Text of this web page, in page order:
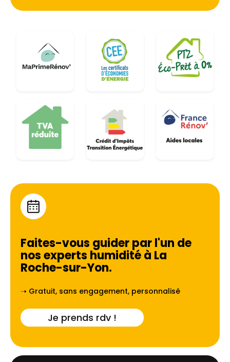
Faites-vous guider par l'un de
nos experts humidité à La
Roche-sur-Yon.
➝ Gratuit, sans engagement, personnalisé
Je prends rdv !